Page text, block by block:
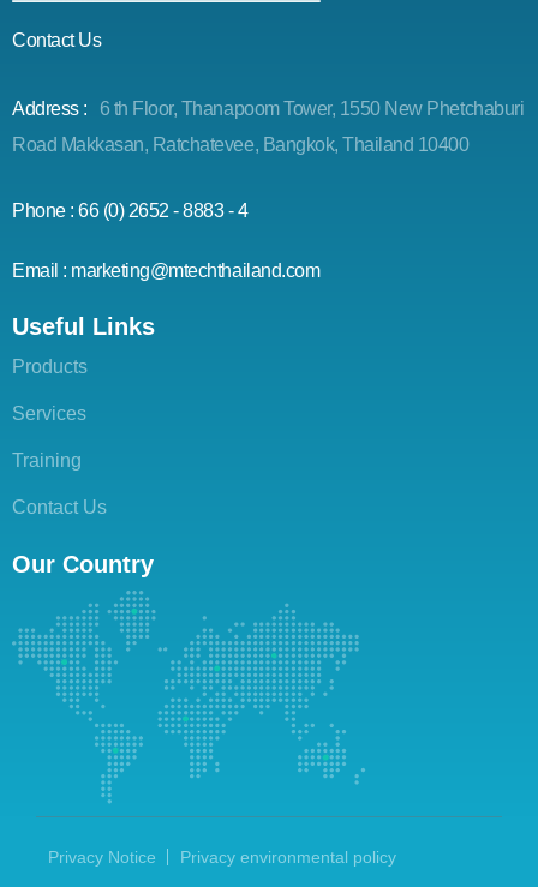
Contact Us
Address :
6 th Floor, Thanapoom Tower, 1550 New Phetchaburi
Road Makkasan, Ratchatevee, Bangkok, Thailand 10400
Phone : 66 (0) 2652 - 8883 - 4
Email : marketing@mtechthailand.com
Useful Links
Products
Services
Training
Contact Us
Our Country
Privacy Notice Privacy environmental policy